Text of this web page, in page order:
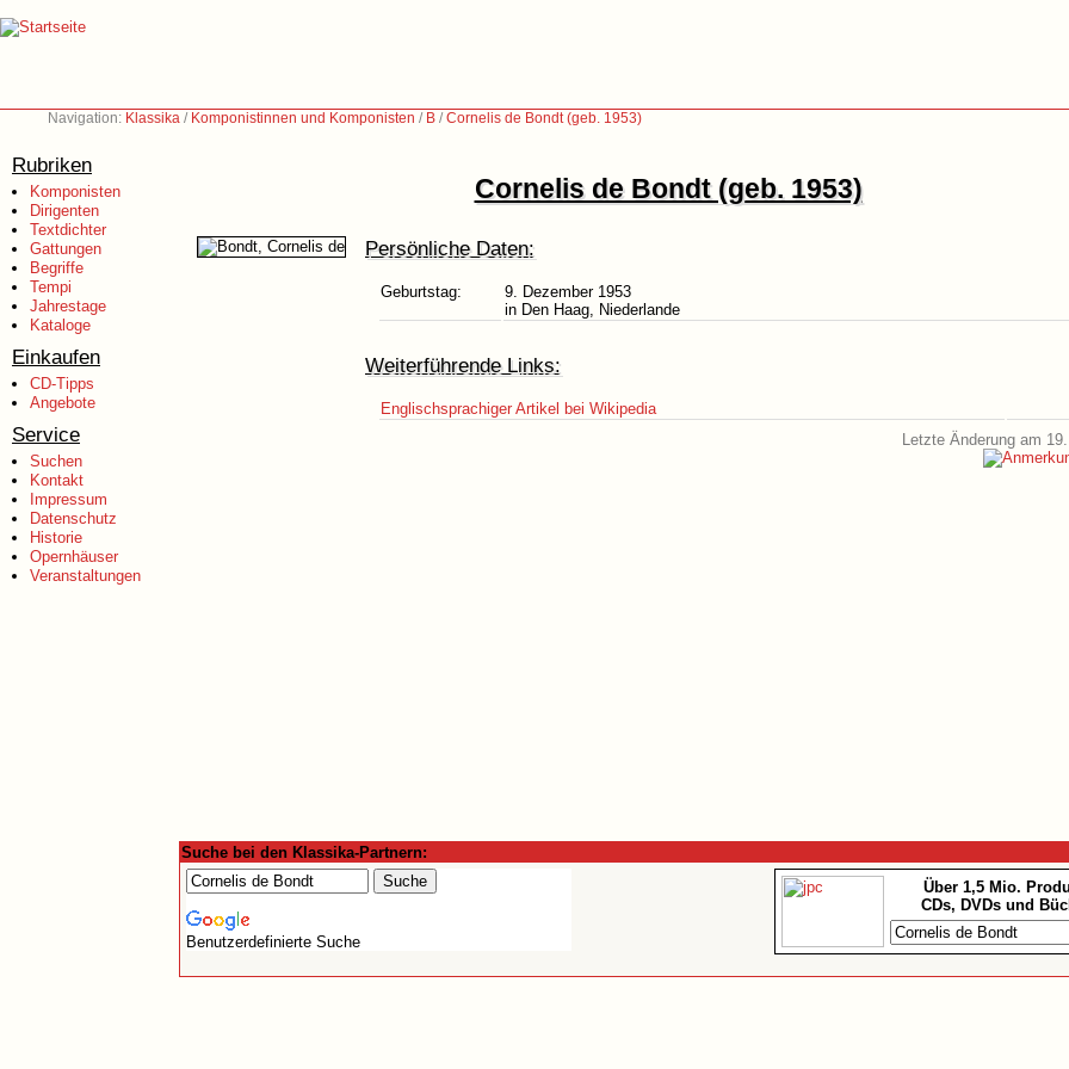
Navigation: Klassika / Komponistinnen und Komponisten / B /Cornelis de Bondt (geb. 1953)
Rubriken
Komponisten
Dirigenten
Textdichter
Gattungen
Begriffe
Tempi
Jahrestage
Kataloge
Einkaufen
CD-Tipps
Angebote
Service
Suchen
Kontakt
Impressum
Datenschutz
Historie
Opernhäuser
Veranstaltungen
Cornelis de Bondt (geb. 1953)
Persönliche Daten:
Geburtstag:
9. Dezember 1953
in Den Haag, Niederlande
Weiterführende Links:
Englischsprachiger Artikel bei Wikipedia
Letzte Änderung am
Suche bei den Klassika-Partnern:
Benutzerdefinierte Suche
Über 1,5 Mio.
CDs, DVDs und